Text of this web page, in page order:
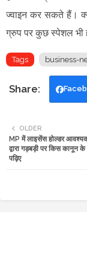
ज्वाइन कर सकते हैं।
ग्रुप पर कुछ स्पेशल भी
Tags business-
OLDER
MP में लाइसेंस होल्डर
द्वारा गड़बड़ी पर किस कानून
पढ़िए